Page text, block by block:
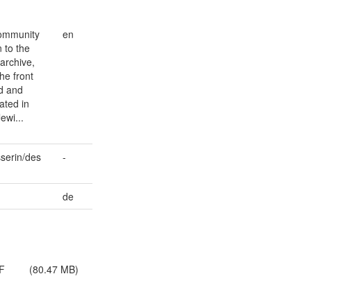
to the
front
and
in
en
des
-
de
(80.47 MB)